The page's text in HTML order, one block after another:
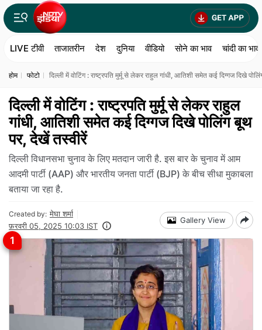
LIVE टीवी ताजातरीन देश दुनिया वीडियो सोने का भाव चांदी का भाव
होम फोटो दिल्ली में वोटिंग : राष्ट्रपति मुर्मू से लेकर राहुल गांधी, आतिशी समेत कई दिग्गज दिखे
दिल्ली में वोटिंग : राष्ट्रपति मुर्मू से लेकर राहुल
गांधी, आतिशी समेत कई दिग्गज दिखे पोलिंग बूथ
पर, देखें तस्वीरें
दिल्ली विधानसभा चुनाव के लिए मतदान जारी है. इस बार के चुनाव में आम
आदमी पार्टी (AAP) और भारतीय जनता पार्टी (BJP) के बीच सीधा मुकाबला
बताया जा रहा है.
Created by: मेघा शर्मा
फ़रवरी 05, 2025 10:03 IST
Gallery View